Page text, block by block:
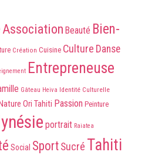
Association Beauté Bien-
Création Cuisine Culture Danse
Entrepreneuse
Gâteau Heiva Identité Culturelle
Ori Tahiti Passion Peinture
portrait Raiatea
Social SportSucré Tahiti